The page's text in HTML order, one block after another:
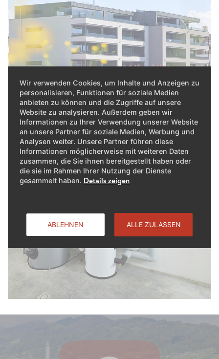
Wir verwenden Cookies, um Inhalte und Anzeigen zu
personalisieren, Funktionen für soziale Medien
anbieten zu können und die Zugriffe auf unsere
Website zu analysieren. Außerdem geben wir
Informationen zu Ihrer Verwendung unserer Website
an unsere Partner für soziale Medien, Werbung und
Analysen weiter. Unsere Partner führen diese
Informationen möglicherweise mit weiteren Daten
zusammen, die Sie ihnen bereitgestellt haben oder
die sie im Rahmen Ihrer Nutzung der Dienste
gesammelt haben. Details zeigen
ABLEHNEN ALLE ZULASSEN